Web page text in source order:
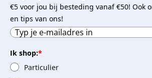
€5 voor jou bij besteding vanaf €50! Ook
en tips van ons!
Ik shop:*
Particulier